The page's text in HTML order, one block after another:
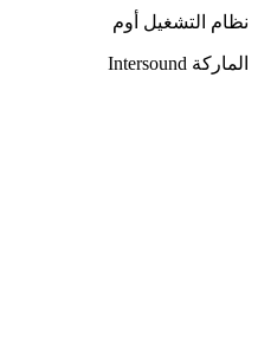
نظام التشغيل أوم
الماركة Intersound